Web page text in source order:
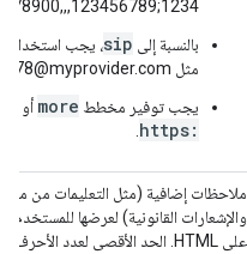
بالنسبة إلى sip، يجب
مثل sip:12345678@myprovider.com.
يجب توفير مخطط more أو
https:
ملاحظات إضافية (مثل التعليمات من
والإشعارات القانونية) لعرضها